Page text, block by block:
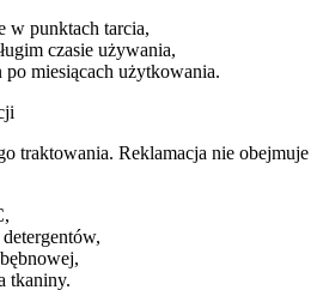
w punktach tarcia,
czasie używania,
po miesiącach użytkowania.
traktowania. Reklamacja nie obejmuje
tkaniny.